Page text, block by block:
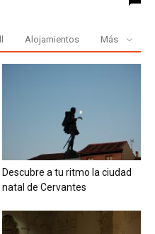
Alojamientos Más
Descubre a tu ritmo la ciudad
natal de Cervantes